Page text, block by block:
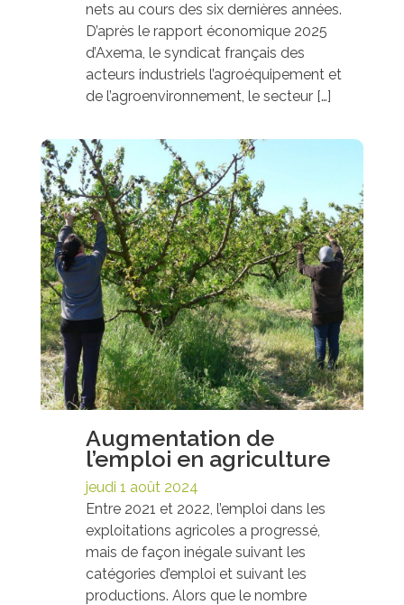
nets au cours des six dernières années.
D’après le rapport économique 2025
d’Axema, le syndicat français des
acteurs industriels l’agroéquipement et
de l’agroenvironnement, le secteur […]
Augmentation de
l’emploi en agriculture
jeudi 1 août 2024
Entre 2021 et 2022, l’emploi dans les
exploitations agricoles a progressé,
mais de façon inégale suivant les
catégories d’emploi et suivant les
productions. Alors que le nombre